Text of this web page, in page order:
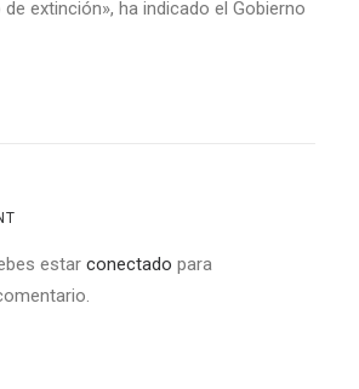
extinción», ha indicado el Gobierno
estar conectado para